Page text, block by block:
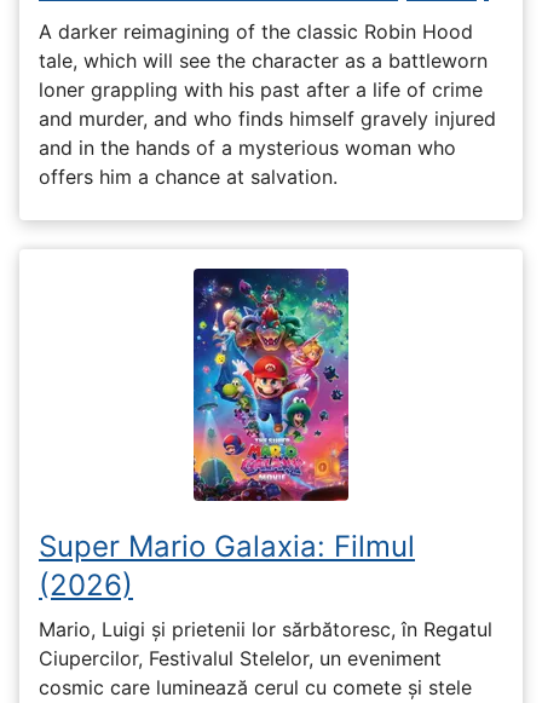
A darker reimagining of the classic Robin Hood
tale, which will see the character as a battleworn
loner grappling with his past after a life of crime
and murder, and who finds himself gravely injured
and in the hands of a mysterious woman who
offers him a chance at salvation.
Super Mario Galaxia: Filmul
(2026)
Mario, Luigi și prietenii lor sărbătoresc, în Regatul
Ciupercilor, Festivalul Stelelor, un eveniment
cosmic care luminează cerul cu comete și stele